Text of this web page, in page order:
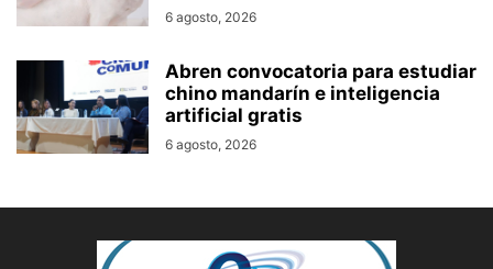
6 agosto, 2026
Abren convocatoria para estudiar
chino mandarín e inteligencia
artificial gratis
6 agosto, 2026